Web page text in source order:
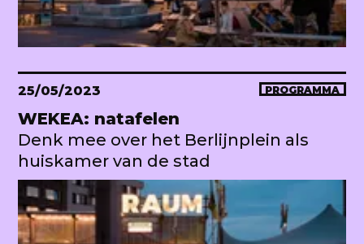
25/05/2023 PROGRAMMA
WEKEA: natafelen
Denk mee over het Berlijnplein als
huiskamer van de stad